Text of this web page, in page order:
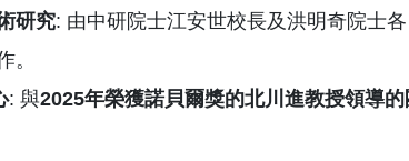
研究: 由中研院士江安世校長及洪明奇院士
。
: 與2025年榮獲諾貝爾獎的北川進教授領導